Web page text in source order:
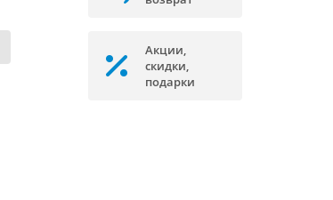
Акции,
скидки,
подарки